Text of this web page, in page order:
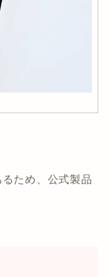
ため、公式製品